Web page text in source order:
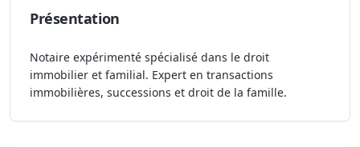
Présentation
Notaire expérimenté spécialisé dans le droit
immobilier et familial. Expert en transactions
immobilières, successions et droit de la famille.